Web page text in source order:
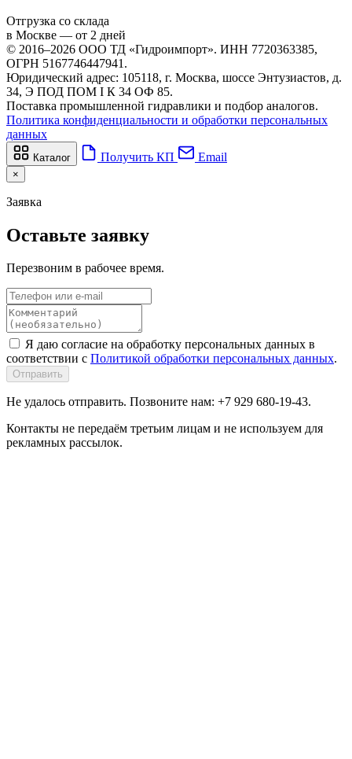
Отгрузка со склада
в Москве — от 2 дней
© 2016–2026 ООО ТД «Гидроимпорт». ИНН 7720363385,
ОГРН 5167746447941.
Юридический адрес: 105118, г. Москва, шоссе Энтузиастов, д.
34, Э ПОД ПОМ I К 34 ОФ 85.
Поставка промышленной гидравлики и подбор аналогов.
Политика конфиденциальности и обработки персональных
данных
Каталог Получить КП Email
×
Заявка
Оставьте заявку
Перезвоним в рабочее время.
Я даю согласие на обработку персональных данных в
соответствии с Политикой обработки персональных данных.
Отправить
Не удалось отправить. Позвоните нам: +7 929 680-19-43.
Контакты не передаём третьим лицам и не используем для
рекламных рассылок.